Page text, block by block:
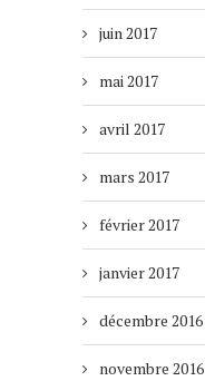
juin 2017
mai 2017
avril 2017
mars 2017
février 2017
janvier 2017
décembre 2016
novembre 2016